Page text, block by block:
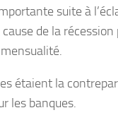
suite à
de la
étaient la
les banques.